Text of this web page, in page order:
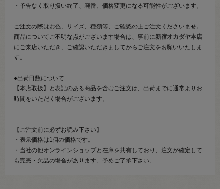
・予告なく取り扱い終了、廃番、価格変更になる可能性がございます。
ご注文の際はお色、サイズ、種類等、ご確認の上ご注文くださいませ。
商品についてご不明な点がございます場合は、事前に新宿オカダヤ本店
にご来店いただき、ご確認いただきましてからご注文をお願いいたしま
す。
●出荷日数について
【本店取扱】と表記のある商品を含むご注文は、出荷までに通常よりお
時間をいただく場合がございます。
【ご注文前に必ずお読み下さい】
・表示価格は1個の価格です。
・当社の他オンラインショップと在庫を共有しており、注文が確定して
も完売・欠品の場合があります。予めご了承下さい。